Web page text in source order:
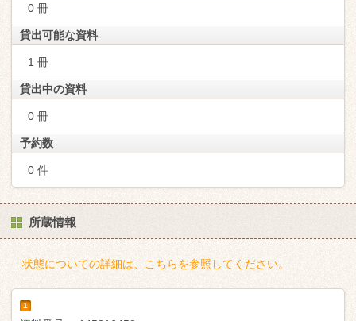
0 冊
貸出可能な資料
1 冊
貸出中の資料
0 冊
予約数
0 件
所蔵情報
状態についての詳細は、こちらを参照してください。
1